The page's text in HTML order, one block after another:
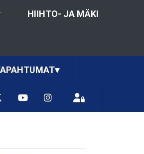
HIIHTO- JA MÄKI
▾